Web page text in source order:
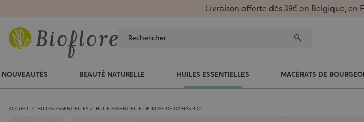
Livraison offerte dès 39€ en Belgique, en
NOUVEAUTÉS BEAUTÉ NATURELLE HUILES ESSENTIELLES MACÉRATS DE
ACCUEIL HUILES ESSENTIELLES HUILE ESSENTIELLE DE ROSE DE DAMAS BIO